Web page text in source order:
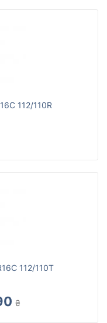
112/110R
112/110T
₴